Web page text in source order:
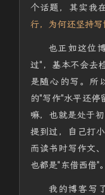
个话题，其实我
行，为何还坚持写
也正如这位
过"，基本不会去
是随心的写。所
的"写作"水平还停
嘛，也就是处于
提到过，自己打
而读书时写作文
也都是"东借西借"。
我的博客写